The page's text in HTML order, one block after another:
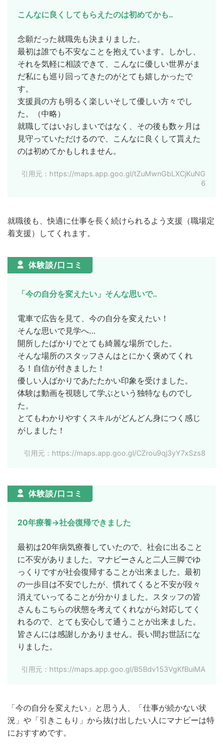
こんなに良くしてもらえたのは初めてかも‥
念願だった就職先も決まりました。
最初は誰でも不安なことを抱えています。しかし、
それを気軽に相談できて、こんなに優しい世界がま
だ私にも巡り回ってきたのがとても嬉しかったで
す。
支援員の方も明るく楽しいそして優しい方々でし
た。（中略）
就職してはいおしまいではなく、その後も数ヶ月は
見守っていただけるので、こんなに良くして貰えた
のは初めてかもしれません。
引用元：https://maps.app.goo.gl/tZuMwnGbLXCjKuNG
6
就職後も、快適に仕事を長く続けられるよう支援（職場定
着支援）してくれます。
体験談/口コミ
「今の自分を変えたい」そんな思いで‥
電車で広告を見て、今の自分を変えたい！
そんな思いで見学へ…
開所したばかりでとても綺麗な場所でした。
そんな場所のスタッフさんはとにかく褒めてくれ
る！自信が付きました！
優しい人ばかりであたたかい印象を受けました。
体験は動画を視聴して学ぶという独特なものでし
た。
とてもわかりやすくスキルがどんどん身につく感じ
がしました！
引用元：https://maps.app.goo.gl/CZrou9qj3yY7xSzs8
体験談/口コミ
20年療養→社会復帰できました
最初は20年病気療養していたので、社会に出ること
に不安がありました。マナビーさんと二人三脚でゆ
っくりですが社会復帰することが出来ました。最初
の一歩目は不安でしたが、慣れてくると不安が段々
消えていってることが分かりました。スタッフの皆
さんもこちらの状態を考えてくれながら対応してく
れるので、とても安心して通うことが出来ました。
皆さんには感謝しかありません。長い間お世話にな
りました。
引用元：https://maps.app.goo.gl/B5Bdv153VgKfBuiMA
「今の自分を変えたい」と思う人、「仕事が続かない状
況」や「引きこもり」から抜け出したい人にマナビーは特
におすすめです。